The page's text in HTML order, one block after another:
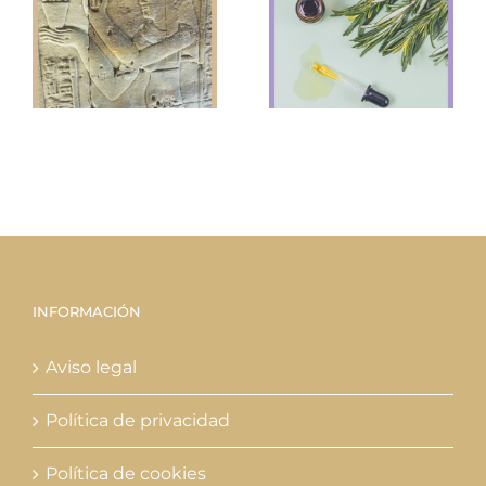
el aliado
perfecto
para tu
INFORMACIÓN
Aviso legal
Política de privacidad
Política de cookies